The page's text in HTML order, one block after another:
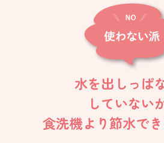
水を出しっぱ
していない
食洗機より節水で